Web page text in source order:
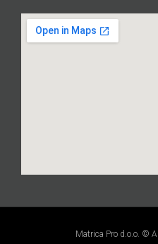
Matrica Pro d.o.o. ©